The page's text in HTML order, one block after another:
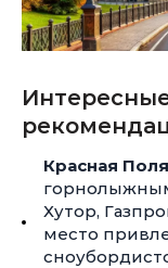
Красная
Хутор,
место